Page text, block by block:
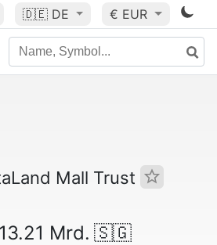
🇩🇪 DE € EUR
Mall Trust
Mrd. 🇸🇬